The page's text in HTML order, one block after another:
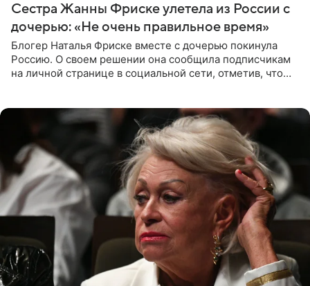
Сестра Жанны Фриске улетела из России с
дочерью: «Не очень правильное время»
Блогер Наталья Фриске вместе с дочерью покинула
Россию. О своем решении она сообщила подписчикам
на личной странице в социальной сети, отметив, что